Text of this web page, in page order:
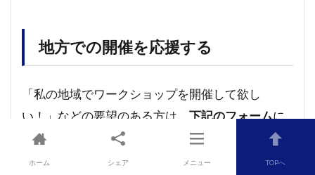
地方での開催を応援する
「私の地域でワークショップを開催して欲し
い！」などの要望のある方は、 下記のフォームに
てご連絡ください。
ホーム シェア メニュー TOPへ